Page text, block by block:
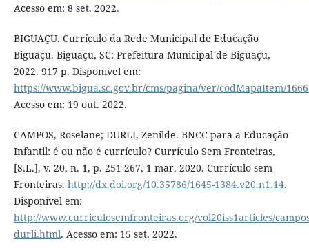
Acesso em: 8 set. 2022.
BIGUAÇU. Currículo da Rede Municipal de Educação
Biguaçu. Biguaçu, SC: Prefeitura Municipal de Biguaçu,
2022. 917 p. Disponível em:
https://www.bigua.sc.gov.br/cms/pagina/ver/codMapaItem/
Acesso em: 19 out. 2022.
CAMPOS, Roselane; DURLI, Zenilde. BNCC para a Educação
Infantil: é ou não é currículo? Currículo Sem Fronteiras,
[S.L.], v. 20, n. 1, p. 251-267, 1 mar. 2020. Currículo sem
Fronteiras. http://dx.doi.org/10.35786/1645-1384.v20.n1.14.
Disponível em:
http://www.curriculosemfronteiras.org/vol20iss1articles/
durli.html. Acesso em: 15 set. 2022.